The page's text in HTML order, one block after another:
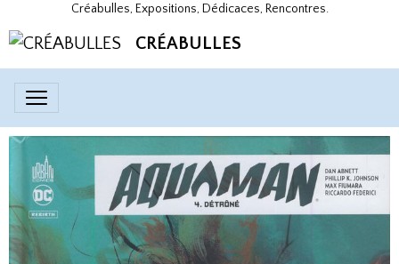
Créabulles, Expositions, Dédicaces, Rencontres.
CRÉABULLES